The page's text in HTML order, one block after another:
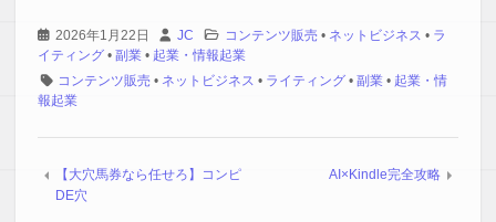
2026年1月22日 JC コンテンツ販売 • ネットビジネス • ラ
イティング • 副業 • 起業・情報起業
コンテンツ販売 • ネットビジネス • ライティング • 副業 • 起業・情
報起業
【大穴馬券なら任せろ】コンピ
DE穴
AI×Kindle完全攻略